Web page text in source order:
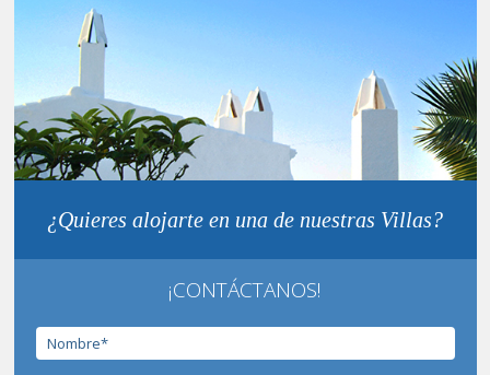
¿Quieres alojarte en una de nuestras Villas?
¡CONTÁCTANOS!